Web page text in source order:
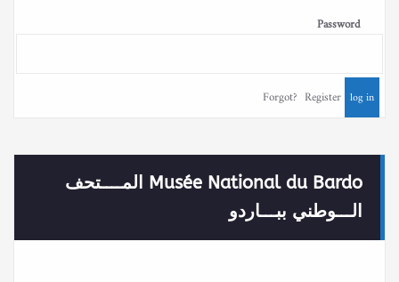
Password
Forgot? Register
Musée National du Bardo المــــتحف
الـــوطني ببـــاردو